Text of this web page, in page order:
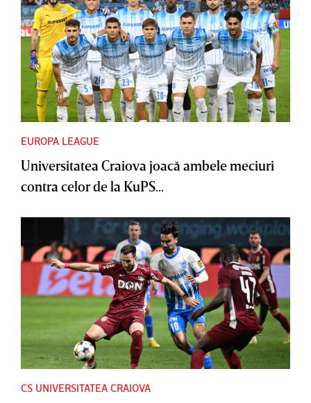
EUROPA LEAGUE
Universitatea Craiova joacă ambele meciuri
contra celor de la KuPS...
CS UNIVERSITATEA CRAIOVA